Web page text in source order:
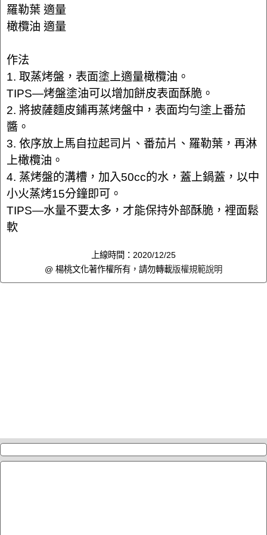
羅勒葉 適量
橄欖油 適量
作法
1. 取蒸烤盤，表面塗上適量橄欖油。
TIPS—烤盤塗油可以增加餅皮表面酥脆。
2. 將披薩麵皮鋪再蒸烤盤中，表面均勻塗上番茄
醬。
3. 依序放上馬自拉起司片、番茄片、羅勒葉，再淋
上橄欖油。
4. 蒸烤盤的溝槽，加入50cc的水，蓋上鍋蓋，以中
小火蒸烤15分鐘即可。
TIPS—水量不要太多，才能保持外部酥脆，裡面鬆
軟
上線時間：2020/12/25
@ 楊桃文化著作權所有，請勿轉載版權規範說明